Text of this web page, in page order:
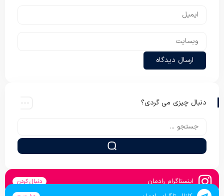
دنبال چیزی می گردی؟
اینستاگرام رادمان دنبال کردن